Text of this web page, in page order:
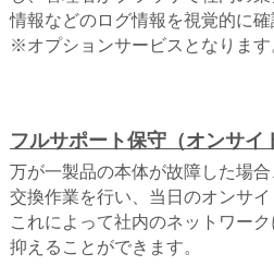
情報などのログ情報を視覚的に確
※オプションサービスとなります
フルサポート保守（オンサイ
万が一製品の本体が故障した場
交換作業を行い、当日のオンサイ
これによって社内のネットワー
抑えることができます。